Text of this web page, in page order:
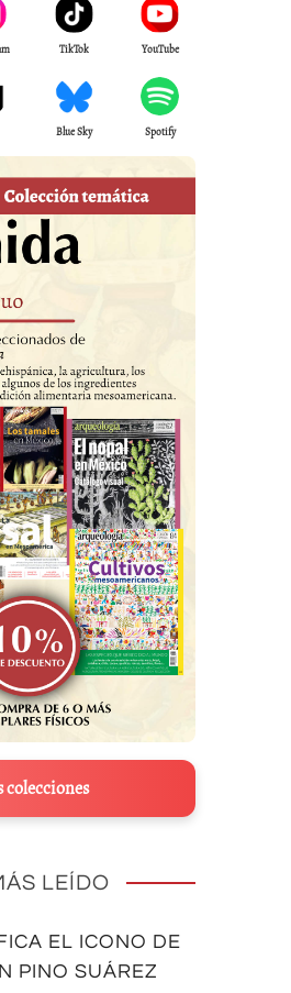
TikTok YouTube
Blue Sky Spotify
colecciones
LEÍDO
EL ICONO DE
PINO SUÁREZ